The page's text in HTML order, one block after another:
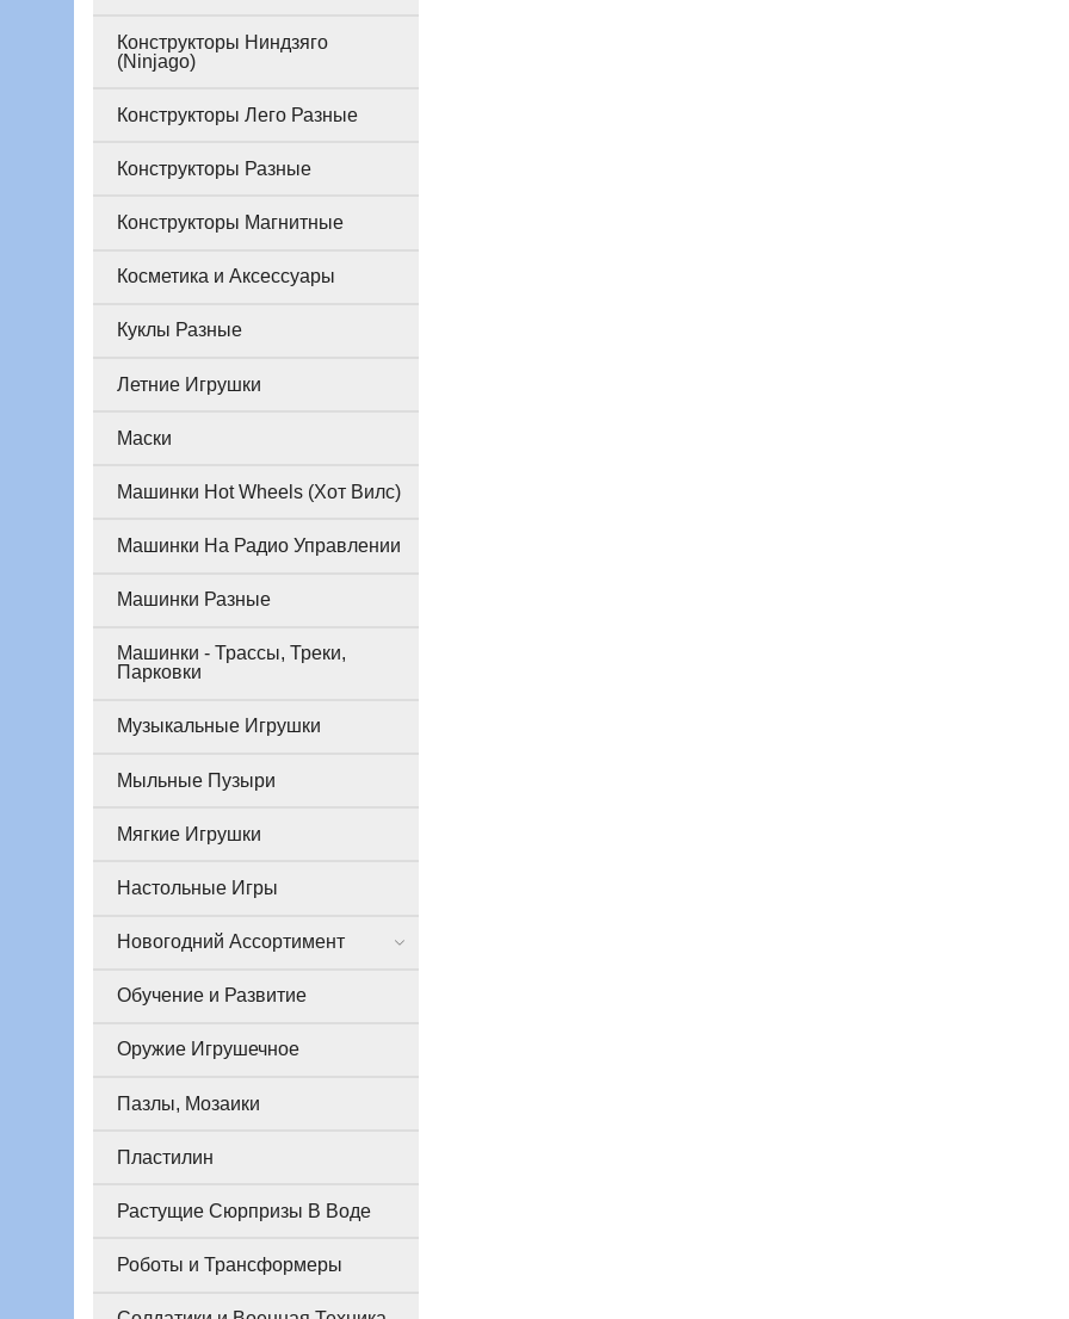
Конструкторы Ниндзяго
(Ninjago)
Конструкторы Лего Разные
Конструкторы Разные
Конструкторы Магнитные
Косметика и Аксессуары
Куклы Разные
Летние Игрушки
Маски
Машинки Hot Wheels (Хот Вилс)
Машинки На Радио Управлении
Машинки Разные
Машинки - Трассы, Треки,
Парковки
Музыкальные Игрушки
Мыльные Пузыри
Мягкие Игрушки
Настольные Игры
Новогодний Ассортимент
Обучение и Развитие
Оружие Игрушечное
Пазлы, Мозаики
Пластилин
Растущие Сюрпризы В Воде
Роботы и Трансформеры